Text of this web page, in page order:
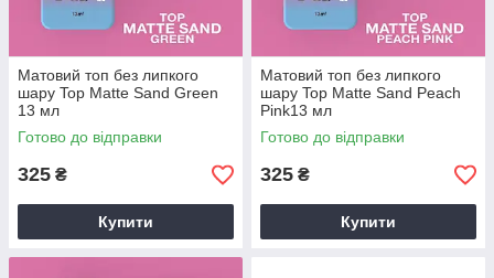
Матовий топ без липкого
шару Top Matte Sand Green
13 мл
Готово до відправки
325 ₴
Купити
Матовий топ без липкого
шару Top Matte Sand Peach
Pink13 мл
Готово до відправки
325 ₴
Купити